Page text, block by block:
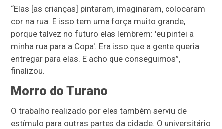
“Elas [as crianças] pintaram, imaginaram, colocaram
cor na rua. E isso tem uma força muito grande,
porque talvez no futuro elas lembrem: 'eu pintei a
minha rua para a Copa'. Era isso que a gente queria
entregar para elas. E acho que conseguimos”,
finalizou.
Morro do Turano
O trabalho realizado por eles também serviu de
estímulo para outras partes da cidade. O universitário